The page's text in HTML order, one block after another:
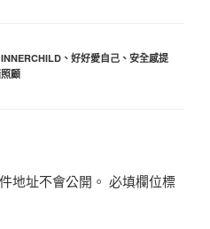
INNERCHILD、 好好愛自己、 安全感提
顧
地址不會公開。 必填欄位標